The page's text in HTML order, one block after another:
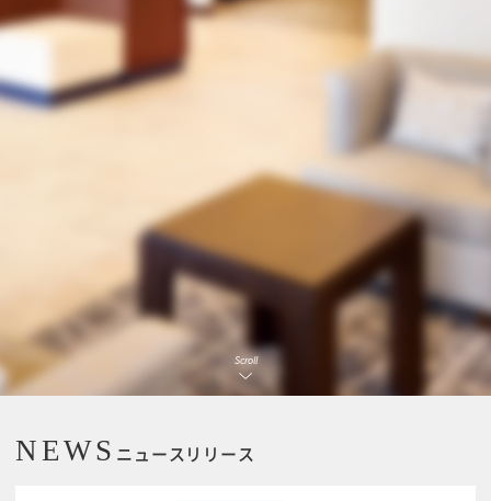
Scroll
NEWS ニュースリリース